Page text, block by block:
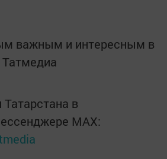
важным и интересным в
Татмедиа
в
MАХ: